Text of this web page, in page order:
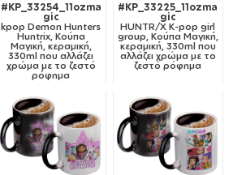
#KP_33254_11ozma
gic
kpop Demon Hunters
Huntrix, Κούπα
Μαγική, κεραμική,
330ml που αλλάζει
χρώμα με το ζεστό
ρόφημα
#KP_33225_11ozma
gic
HUNTR/X K-pop girl
group, Κούπα Μαγική,
κεραμική, 330ml που
αλλάζει χρώμα με το
ζεστό ρόφημα